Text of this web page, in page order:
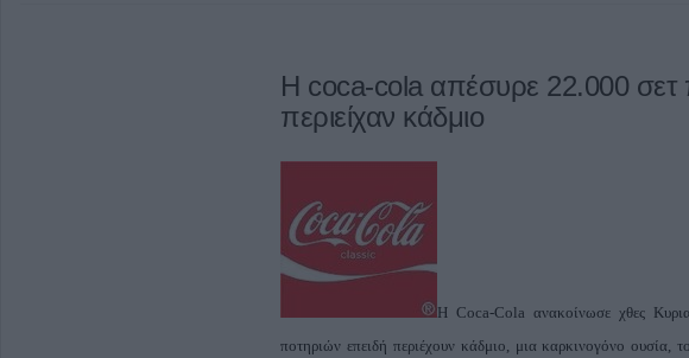
H coca-cola απέσυρε 22.000 σετ
περιείχαν κάδμιο
Η Coca-Cola ανακοίνωσε χθες
ποτηριών επειδή περιέχουν κάδμιο, μια καρκινογόνο ουσία,